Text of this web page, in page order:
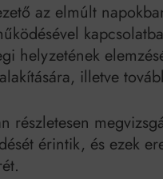
az elmúlt
helyzetének
illetve
részletesen
érintik, és ezek